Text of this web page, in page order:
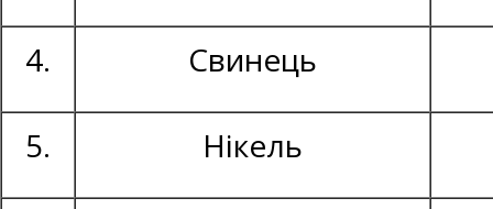
4. Свинець
5. Нікель